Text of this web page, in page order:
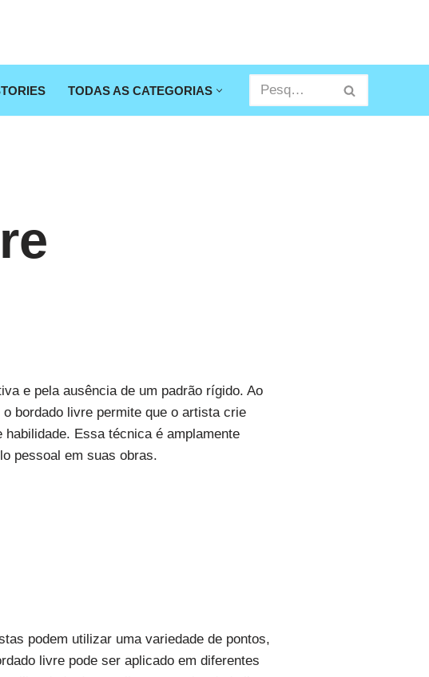
TODAS AS CATEGORIAS
e pela ausência de um padrão rígido. Ao
bordado livre permite que o artista crie
Essa técnica é amplamente
pessoal em suas obras.
podem utilizar uma variedade de pontos,
livre pode ser aplicado em diferentes